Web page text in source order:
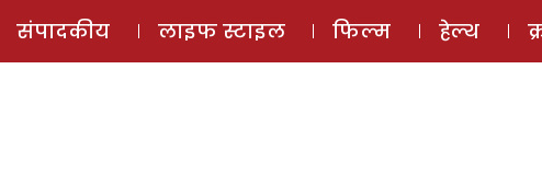
ई-मैगज़ीन
संपादकीय लाइफ स्टाइल फिल्म हेल्थ